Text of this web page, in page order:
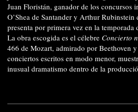
Juan Floristán, ganador de los concursos
O’Shea de Santander y Arthur
presenta por primera vez en la temporada
La obra escogida es el célebre Concierto
466 de Mozart, admirado por Beethoven
conciertos escritos en modo menor,
inusual dramatismo dentro de la